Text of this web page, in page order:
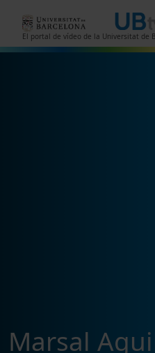
El portal de vídeo de la Universitat de
Marsal